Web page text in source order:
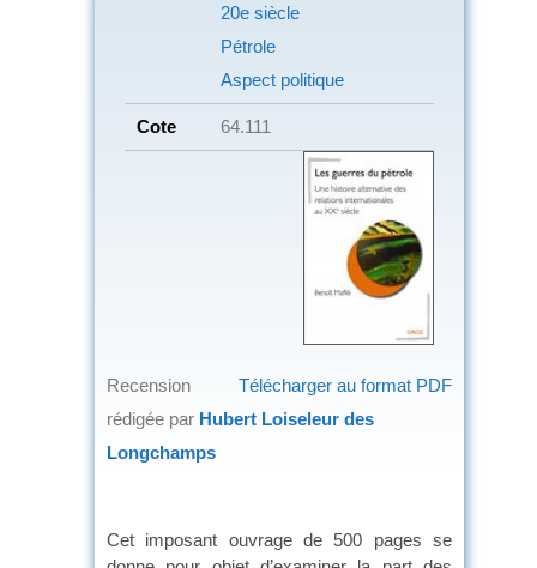
20e siècle
Pétrole
Aspect politique
Cote 64.111
Télécharger au format PDF
Recension
rédigée par Hubert Loiseleur des
Longchamps
Cet imposant ouvrage de 500 pages se